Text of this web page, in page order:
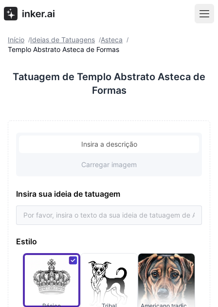
Início /Ideias de Tatuagens /Asteca /
Templo Abstrato Asteca de Formas
Tatuagem de Templo Abstrato Asteca de
Formas
Insira a descrição
Carregar imagem
Insira sua ideia de tatuagem
Estilo